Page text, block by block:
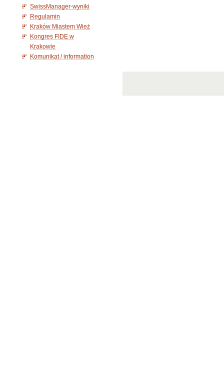
SwissManager-wyniki
Regulamin
Kraków Miastem Wież
Kongres FIDE w
Krakowie
Komunikat / information